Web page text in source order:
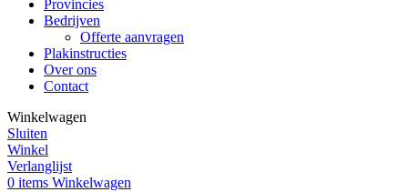
Provincies
Bedrijven
Offerte aanvragen
Plakinstructies
Over ons
Contact
Winkelwagen
Sluiten
Winkel
Verlanglijst
0 items Winkelwagen